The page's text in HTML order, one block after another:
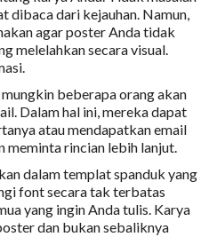
dibaca dari kejauhan. Namun,
agar poster Anda tidak
melelahkan secara visual.
beberapa orang akan
Dalam hal ini, mereka dapat
atau mendapatkan email
meminta rincian lebih lanjut.
dalam templat spanduk yang
font secara tak terbatas
yang ingin Anda tulis. Karya
dan bukan sebaliknya